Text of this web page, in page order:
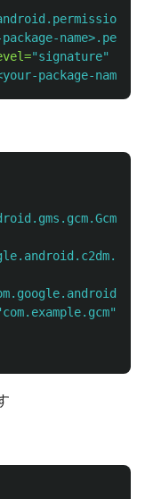
"signature"
package-